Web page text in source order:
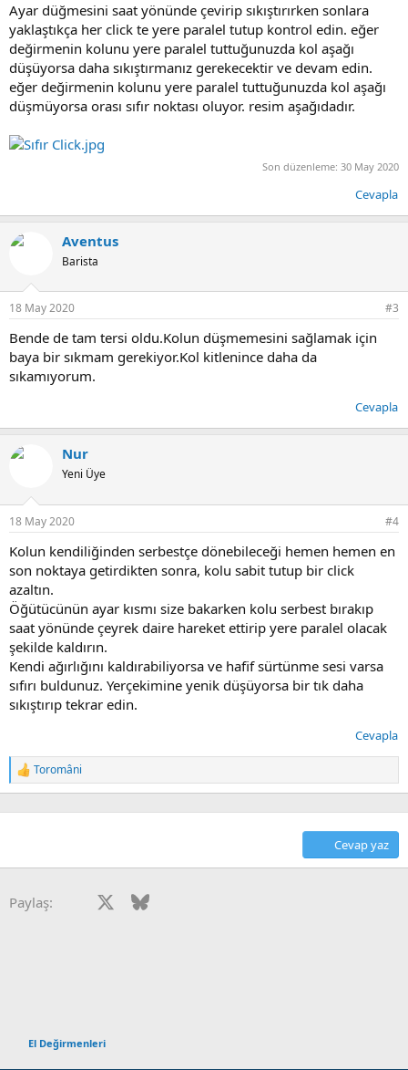
Ayar düğmesini saat yönünde çevirip sıkıştırırken sonlara
yaklaştıkça her click te yere paralel tutup kontrol edin. eğer
değirmenin kolunu yere paralel tuttuğunuzda kol aşağı
düşüyorsa daha sıkıştırmanız gerekecektir ve devam edin.
eğer değirmenin kolunu yere paralel tuttuğunuzda kol aşağı
düşmüyorsa orası sıfır noktası oluyor. resim aşağıdadır.
Son düzenleme: 30 May 2020
Cevapla
Aventus
Barista
18 May 2020 #3
Bende de tam tersi oldu.Kolun düşmemesini sağlamak için
baya bir sıkmam gerekiyor.Kol kitlenince daha da
sıkamıyorum.
Cevapla
Nur
Yeni Üye
18 May 2020 #4
Kolun kendiliğinden serbestçe dönebileceği hemen hemen en
son noktaya getirdikten sonra, kolu sabit tutup bir click
azaltın.
Öğütücünün ayar kısmı size bakarken kolu serbest bırakıp
saat yönünde çeyrek daire hareket ettirip yere paralel olacak
şekilde kaldırın.
Kendi ağırlığını kaldırabiliyorsa ve hafif sürtünme sesi varsa
sıfırı buldunuz. Yerçekimine yenik düşüyorsa bir tık daha
sıkıştırıp tekrar edin.
Cevapla
T
e
Toromâni
Cevap yaz
Paylaş: Facebook Bluesky
El Değirmenleri